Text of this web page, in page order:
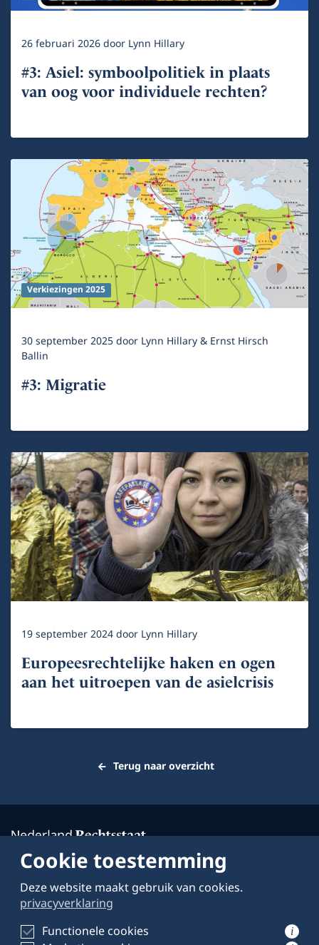
26 februari 2026door Lynn Hillary
#3: Asiel: symboolpolitiek in plaats
van oog voor individuele rechten?
Verkiezingen 2025
30 september 2025door Lynn Hillary & Ernst Hirsch
Ballin
#3: Migratie
19 september 2024door Lynn Hillary
Europeesrechtelijke haken en ogen
aan het uitroepen van de asielcrisis
Terug naar overzicht
Over deze website
Schrijven voor
Cookie toestemming
Deze website maakt gebruik van cookies.
privacyverklaring
Functionele cookies
i